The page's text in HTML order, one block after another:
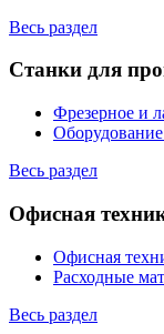
Весь раздел
Станки для
Фрезерное и
Весь раздел
Офисная
Офисная
Расходные
Весь раздел